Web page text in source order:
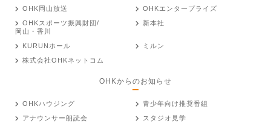
OHK岡山放送
OHKエンタープライズ
OHKスポーツ振興財団/
岡山・香川
新本社
KURUNホール
ミルン
株式会社OHKネットコム
OHKからのお知らせ
OHKハウジング
青少年向け推奨番組
アナウンサー朗読会
スタジオ見学